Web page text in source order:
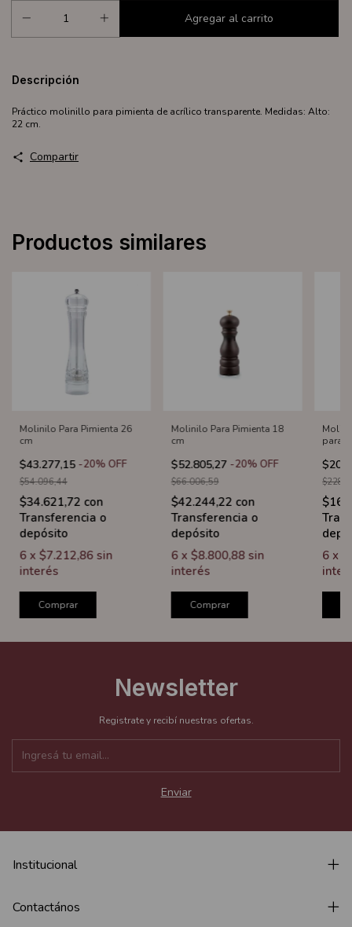
Descripción
Práctico molinillo para pimienta de acrílico transparente. Medidas: Alto:
22 cm.
Compartir
Productos similares
Molinilo Para Pimienta 26
cm
$43.277,15 -20% OFF
$54.096,44
$34.621,72 con
Transferencia o
depósito
6 x $7.212,86 sin
interés
Comprar
Molinilo Para Pimienta 18
cm
$52.805,27 -20% OFF
$66.006,59
$42.244,22 con
Transferencia o
depósito
6 x $8.800,88 sin
interés
Comprar
para
6 x
Newsletter
Registrate y recibí nuestras ofertas.
Institucional
Contactános